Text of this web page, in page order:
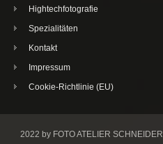
Hightechfotografie
Spezialitäten
Kontakt
Impressum
Cookie-Richtlinie (EU)
2022 by FOTO ATELIER SCHNEIDER